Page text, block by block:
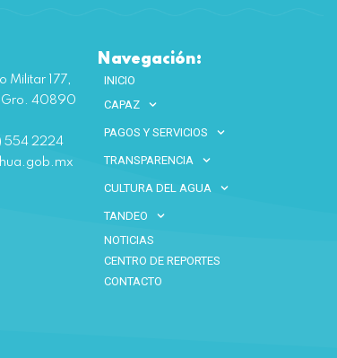
Militar 177,
Gro. 40890
554 2224
Navegación:
INICIO
CAPAZ
PAGOS Y SERVICIOS
TRANSPARENCIA
CULTURA DEL AGUA
TANDEO
NOTICIAS
CENTRO DE REPORTES
CONTACTO